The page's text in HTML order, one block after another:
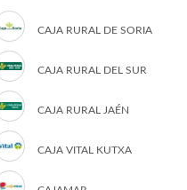
CAJA RURAL DE SORIA
CAJA RURAL DEL SUR
CAJA RURAL JAÉN
CAJA VITAL KUTXA